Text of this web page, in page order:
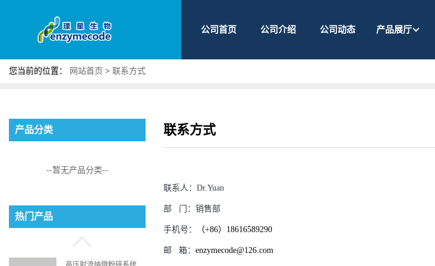
公司首页 公司介绍 公司动态 产品展厅
您当前的位置： 网站首页 > 联系方式
产品分类
--暂无产品分类--
热门产品
磷脂酰丝氨酸
联系方式
联系人： Dr.Yuan
部 门： 销售部
手机号： （+86）18616589290
邮 箱： enzymecode@126.com